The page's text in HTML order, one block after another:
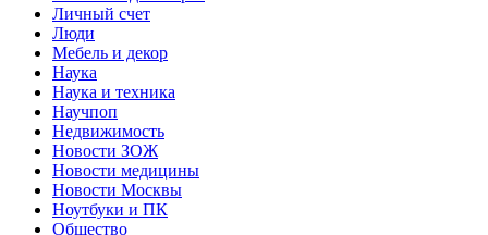
Личный счет
Люди
Мебель и декор
Наука
Наука и техника
Научпоп
Недвижимость
Новости ЗОЖ
Новости медицины
Новости Москвы
Ноутбуки и ПК
Общество